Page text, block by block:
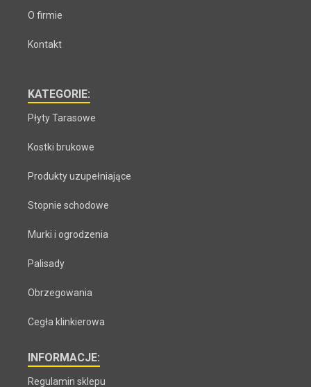
O firmie
Kontakt
KATEGORIE:
Płyty Tarasowe
Kostki brukowe
Produkty uzupełniające
Stopnie schodowe
Murki i ogrodzenia
Palisady
Obrzegowania
Cegła klinkierowa
INFORMACJE:
Regulamin sklepu